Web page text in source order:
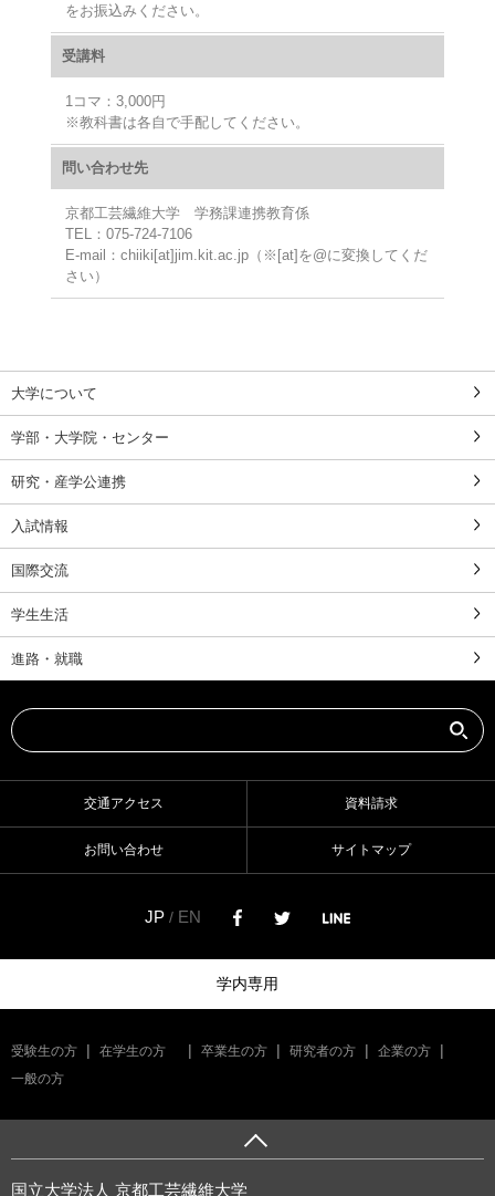
をお振込みください。
受講料
1コマ：3,000円
※教科書は各自で手配してください。
問い合わせ先
京都工芸繊維大学 学務課連携教育係
TEL：075-724-7106
E-mail：chiiki[at]jim.kit.ac.jp（※[at]を@に変換してくだ
さい）
大学について
学部・大学院・センター
研究・産学公連携
入試情報
国際交流
学生生活
進路・就職
交通アクセス 資料請求
お問い合わせ サイトマップ
JP / EN
学内専用
受験生の方 在学生の方 卒業生の方 研究者の方
企業の方
一般の方
国立大学法人 京都工芸繊維大学